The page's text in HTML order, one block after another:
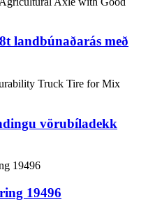
landbúnaðarás með
vörubíladekk
19496